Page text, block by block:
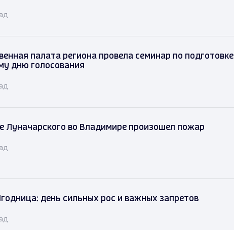
палата региона провела семинар по подготовке
дню голосования
Луначарского во Владимире произошел пожар
день сильных рос и важных запретов